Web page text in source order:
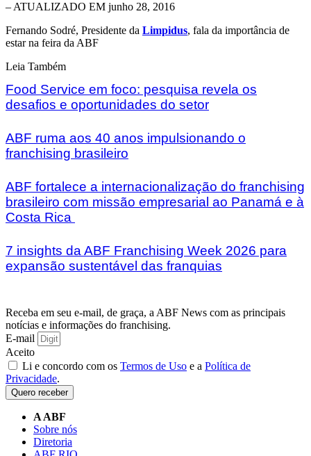
– ATUALIZADO EM junho 28, 2016
Fernando Sodré, Presidente da Limpidus, fala da importância de
estar na feira da ABF
Leia Também
Food Service em foco: pesquisa revela os
desafios e oportunidades do setor
ABF ruma aos 40 anos impulsionando o
franchising brasileiro
ABF fortalece a internacionalização do franchising
brasileiro com missão empresarial ao Panamá e à
Costa Rica
7 insights da ABF Franchising Week 2026 para
expansão sustentável das franquias
Receba em seu e-mail, de graça, a ABF News com as principais
notícias e informações do franchising.
E-mail
Aceito
Li e concordo com os Termos de Uso e a Política de
Privacidade.
Quero receber
A ABF
Sobre nós
Diretoria